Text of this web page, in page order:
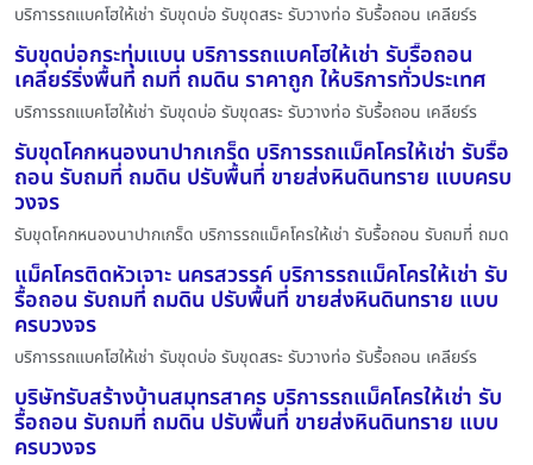
บริการรถแบคโฮให้เช่า รับขุดบ่อ รับขุดสระ รับวางท่อ รับรื้อถอน เคลียร์ร
รับขุดบ่อกระทุ่มแบน บริการรถแบคโฮให้เช่า รับรื้อถอน
เคลียร์ริ่งพื้นที่ ถมที่ ถมดิน ราคาถูก ให้บริการทั่วประเทศ
บริการรถแบคโฮให้เช่า รับขุดบ่อ รับขุดสระ รับวางท่อ รับรื้อถอน เคลียร์ร
รับขุดโคกหนองนาปากเกร็ด บริการรถแม็คโครให้เช่า รับรื้อ
ถอน รับถมที่ ถมดิน ปรับพื้นที่ ขายส่งหินดินทราย แบบครบ
วงจร
รับขุดโคกหนองนาปากเกร็ด บริการรถแม็คโครให้เช่า รับรื้อถอน รับถมที่ ถมด
แม็คโครติดหัวเจาะ นครสวรรค์ บริการรถแม็คโครให้เช่า รับ
รื้อถอน รับถมที่ ถมดิน ปรับพื้นที่ ขายส่งหินดินทราย แบบ
ครบวงจร
บริการรถแบคโฮให้เช่า รับขุดบ่อ รับขุดสระ รับวางท่อ รับรื้อถอน เคลียร์ร
บริษัทรับสร้างบ้านสมุทรสาคร บริการรถแม็คโครให้เช่า รับ
รื้อถอน รับถมที่ ถมดิน ปรับพื้นที่ ขายส่งหินดินทราย แบบ
ครบวงจร